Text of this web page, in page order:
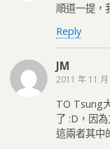
順道一提，
Reply
JM
2011 年 11 月
TO Tsung
了 :D，因
這兩者其中